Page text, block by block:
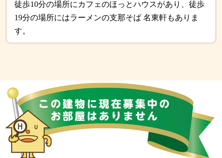
徒歩10分の場所にカフェのほっとハウスがあり、徒歩
19分の場所にはラーメンの支那そば 名東軒もありま
す。